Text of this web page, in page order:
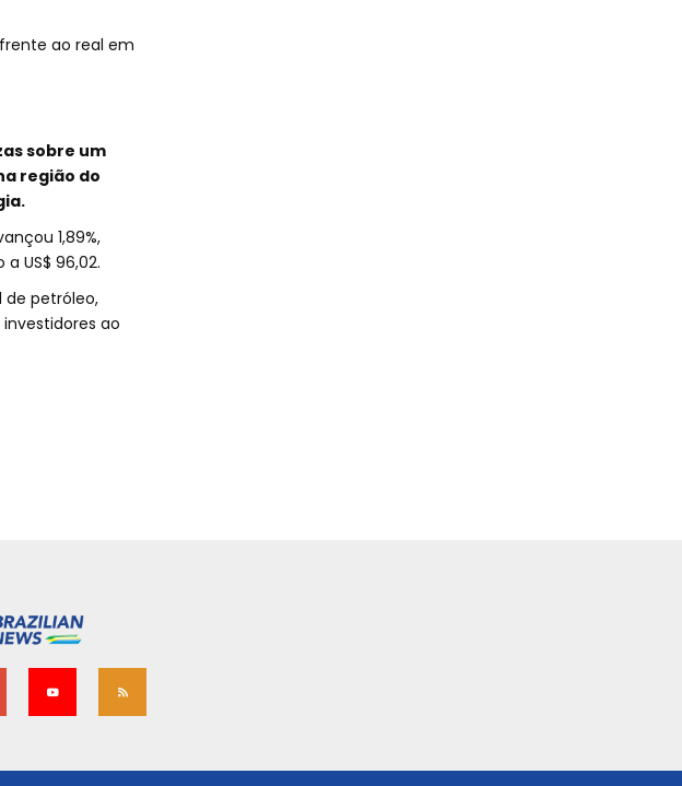
ao real em
sobre um
região do
1,89%,
US$ 96,02.
petróleo,
ao